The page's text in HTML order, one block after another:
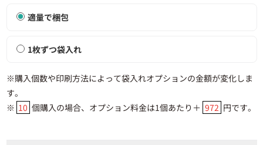
適量で梱包
1枚ずつ袋入れ
※購入個数や印刷方法によって袋入れオプションの金額が変化しま
す。
※ 10 個購入の場合、オプション料金は1個あたり＋ 972 円です。